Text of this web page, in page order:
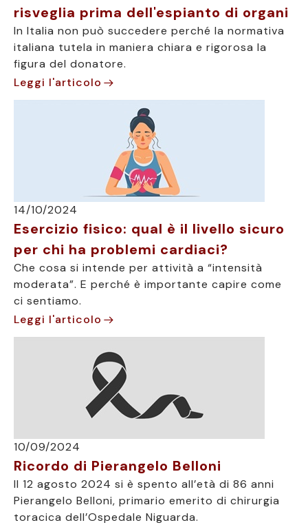
risveglia prima dell'espianto di organi
In Italia non può succedere perché la normativa
italiana tutela in maniera chiara e rigorosa la
figura del donatore.
Leggi l'articolo
14/10/2024
Esercizio fisico: qual è il livello sicuro
per chi ha problemi cardiaci?
Che cosa si intende per attività a “intensità
moderata”. E perché è importante capire come
ci sentiamo.
Leggi l'articolo
10/09/2024
Ricordo di Pierangelo Belloni
Il 12 agosto 2024 si è spento all’età di 86 anni
Pierangelo Belloni, primario emerito di chirurgia
toracica dell’Ospedale Niguarda.